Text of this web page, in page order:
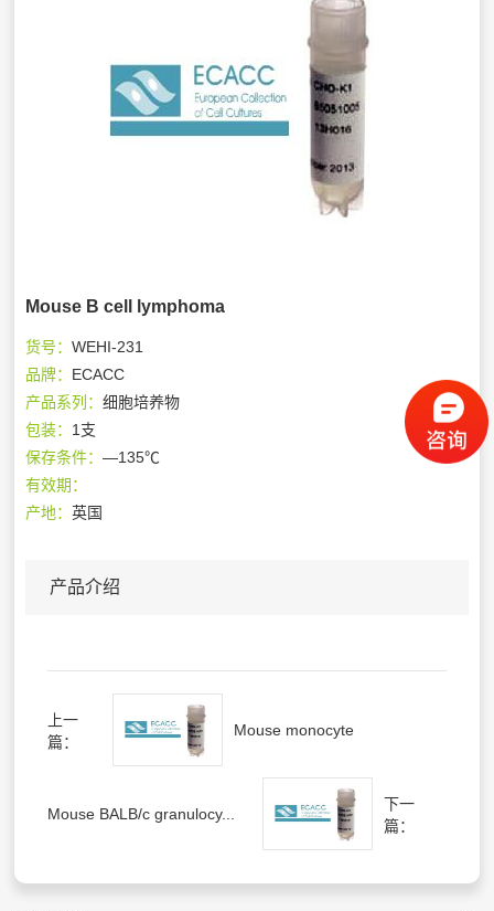
Mouse B cell lymphoma
货号：WEHI-231
品牌： ECACC
产品系列：细胞培养物
包装： 1支
保存条件：—135℃
有效期：
产地：英国
产品介绍
上一
篇：
Mouse monocyte
Mouse BALB/c granulocy...
下一
篇：